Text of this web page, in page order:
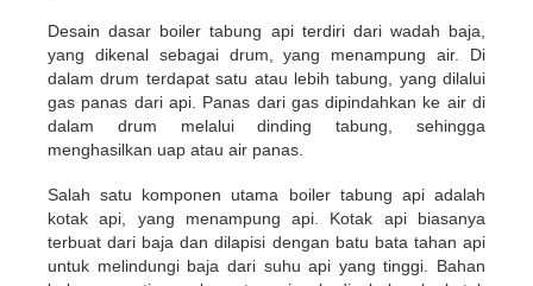
Desain dasar boiler tabung api terdiri dari wadah baja,
yang dikenal sebagai drum, yang menampung air. Di
dalam drum terdapat satu atau lebih tabung, yang dilalui
gas panas dari api. Panas dari gas dipindahkan ke air di
dalam drum melalui dinding tabung, sehingga
menghasilkan uap atau air panas.
Salah satu komponen utama boiler tabung api adalah
kotak api, yang menampung api. Kotak api biasanya
terbuat dari baja dan dilapisi dengan batu bata tahan api
untuk melindungi baja dari suhu api yang tinggi. Bahan